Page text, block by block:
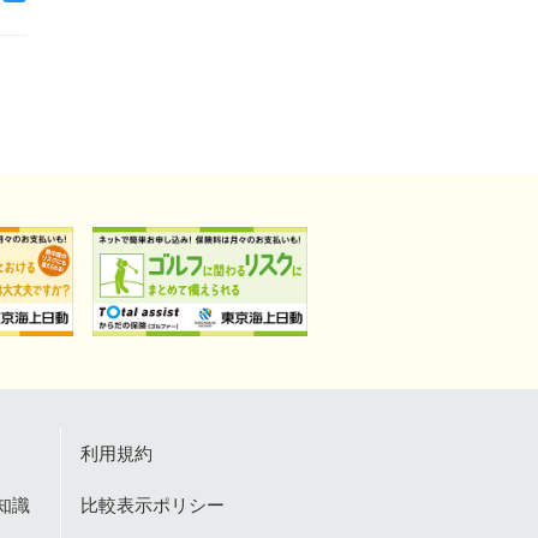
識
利用規約
比較表示ポリシー